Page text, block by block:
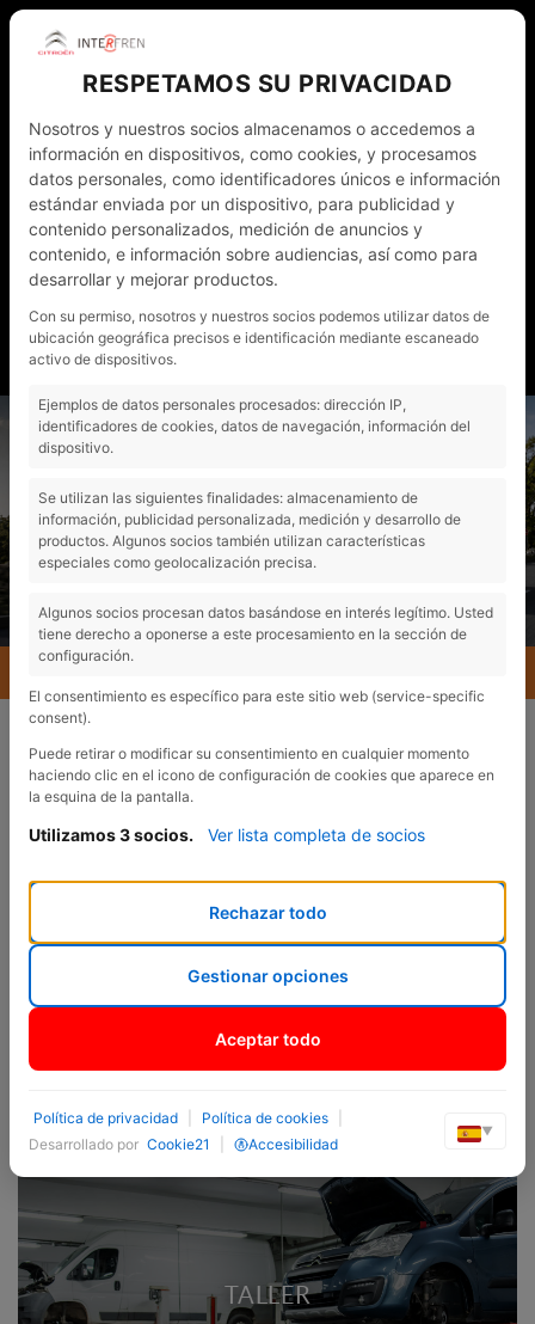
ESP
972 011 782
WHATSAPP
VENTAS
ayudarte?
TALLER
RESPETAMOS SU PRIVACIDAD
Nosotros y nuestros socios almacenamos o accedemos a
información en dispositivos, como cookies, y procesamos
datos personales, como identificadores únicos e información
estándar enviada por un dispositivo, para publicidad y
contenido personalizados, medición de anuncios y
contenido, e información sobre audiencias, así como para
desarrollar y mejorar productos.
Con su permiso, nosotros y nuestros socios podemos utilizar datos de
ubicación geográfica precisos e identificación mediante escaneado
activo de dispositivos.
Ejemplos de datos personales procesados: dirección IP,
identificadores de cookies, datos de navegación, información del
dispositivo.
Se utilizan las siguientes finalidades: almacenamiento de
información, publicidad personalizada, medición y desarrollo de
productos. Algunos socios también utilizan características
especiales como geolocalización precisa.
Algunos socios procesan datos basándose en interés legítimo. Usted
tiene derecho a oponerse a este procesamiento en la sección de
configuración.
El consentimiento es específico para este sitio web (service-specific
consent).
Puede retirar o modificar su consentimiento en cualquier momento
haciendo clic en el icono de configuración de cookies que aparece en
la esquina de la pantalla.
Utilizamos 3 socios. Ver lista completa de socios
Rechazar todo
Gestionar opciones
Aceptar todo
Política de privacidad Política de cookies
Desarrollado por Cookie21 Accesibilidad
▼